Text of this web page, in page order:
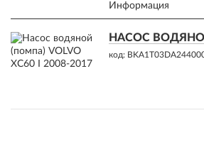
Информация
НАСОС
код: